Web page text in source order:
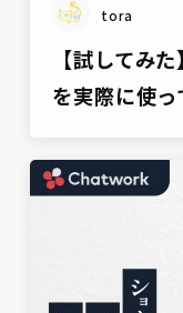
tora
【試してみ
を実際に使っ
雑談